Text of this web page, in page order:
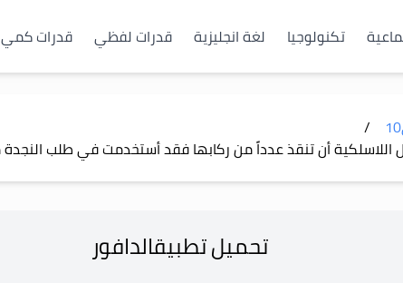
تكنولوجيا لغة انجليزية قدرات لفظي قدرات كمي
10
/
تحميل تطبيقالدافور